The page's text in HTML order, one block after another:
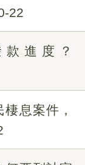
22
進度？
息案件，